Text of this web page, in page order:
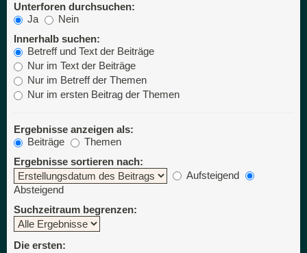
Unterforen durchsuchen:
Ja
Nein
Innerhalb suchen:
Betreff und Text der Beiträge
Nur im Text der Beiträge
Nur im Betreff der Themen
Nur im ersten Beitrag der Themen
Ergebnisse anzeigen als:
Beiträge
Themen
Ergebnisse sortieren nach:
Aufsteigend
Absteigend
Suchzeitraum begrenzen:
Die ersten: